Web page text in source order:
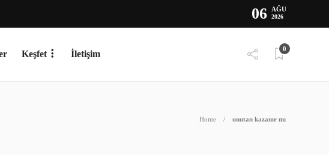
06 AĞU
2026
Keşfet İletişim 0
Home unutan kazanır mı